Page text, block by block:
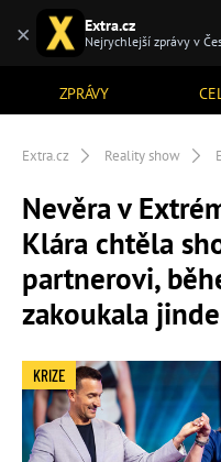
ZPRÁVY
Extra.cz Reality show
Nevěra v
Klára chtěla
partnerovi,
zakoukala jinde
KRIZE
× Extra.cz
Nejrychlejší zprávy v